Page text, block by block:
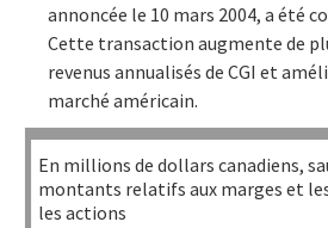
annoncée le 10 mars 2004, a été
Cette transaction augmente de
revenus annualisés de CGI et
marché américain.
En millions de dollars canadiens,
montants relatifs aux marges et
les actions